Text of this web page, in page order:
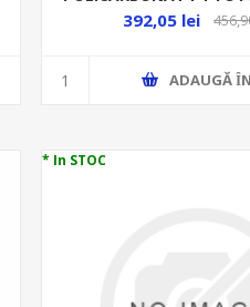
392,05 lei
ADAUGĂ
* In STOC